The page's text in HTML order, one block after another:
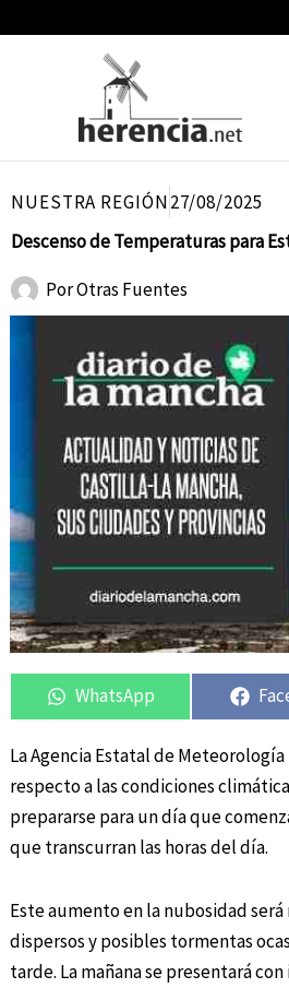
NUESTRA REGIÓN27/08/2025
Descenso de Temperaturas para
PorOtras Fuentes
Compartir
en
WhatsApp
en
La Agencia Estatal de
respecto a las condiciones
prepararse para un día que
que transcurran las horas del día.
Este aumento en la nubosidad
dispersos y posibles tormentas
tarde. La mañana se presentará
Compartir
en en